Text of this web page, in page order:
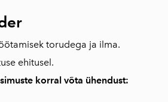
torudega ja ilma.
ehitusel.
korral võta ühendust: